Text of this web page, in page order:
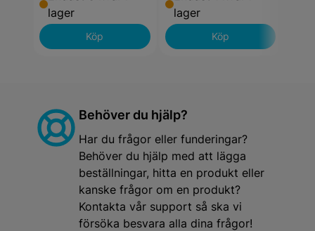
lager
Köp
lager
Köp
Behöver du hjälp?
Har du frågor eller funderingar?
Behöver du hjälp med att lägga
beställningar, hitta en produkt eller
kanske frågor om en produkt?
Kontakta vår support så ska vi
försöka besvara alla dina frågor!